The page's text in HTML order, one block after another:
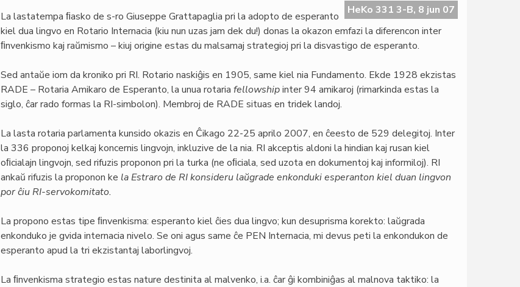
HeKo 331 3-B, 8 jun 07
La lastatempa ﬁasko de s-ro Giuseppe Grattapaglia pri la adopto de esperanto
kiel dua lingvo en Rotario Internacia (kiu nun uzas jam dek du!) donas la okazon emfazi la diferencon inter
ﬁnvenkismo kaj raŭmismo – kiuj origine estas du malsamaj strategioj pri la disvastigo de esperanto.
Sed antaŭe iom da kroniko pri RI. Rotario naskiĝis en 1905, same kiel nia Fundamento. Ekde 1928 ekzistas
RADE – Rotaria Amikaro de Esperanto, la unua rotaria fellowshipinter 94 amikaroj (rimarkinda estas la
siglo, ĉar rado formas la RI-simbolon). Membroj de RADE situas en tridek landoj.
La lasta rotaria parlamenta kunsido okazis en Ĉikago 22-25 aprilo 2007, en ĉeesto de 529 delegitoj. Inter
la 336 proponoj kelkaj koncernis lingvojn, inkluzive de la nia. RI akceptis aldoni la hindian kaj rusan kiel
oﬁcialajn lingvojn, sed rifuzis proponon pri la turka (ne oﬁciala, sed uzota en dokumentoj kaj informiloj). RI
ankaŭ rifuzis la proponon ke la Estraro de RI konsideru laŭgrade enkonduki esperanton kiel duan lingvon
por ĉiu RI-servokomitato.
La propono estas tipe ﬁnvenkisma: esperanto kiel ĉies dua lingvo; kun desuprisma korekto: laŭgrada
enkonduko je gvida internacia nivelo. Se oni agus same ĉe PEN Internacia, mi devus peti la enkondukon de
esperanto apud la tri ekzistantaj laborlingvoj.
La ﬁnvenkisma strategio estas nature destinita al malvenko, i.a. ĉar ĝi kombiniĝas al malnova taktiko: la